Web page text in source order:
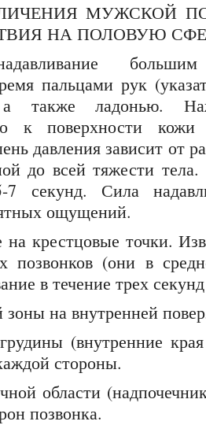
МУЖСКОЙ
НА ПОЛОВУЮ
пальцами рук
также ладонью.
к поверхности
давления зависит от
до всей тяжести
7 секунд. Сила
ощущений.
на крестцовые точки.
позвонков (они в
в течение трех
на внутренней
(внутренние
стороны.
области
позвонка.